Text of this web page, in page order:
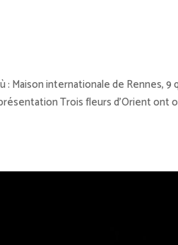
: Maison internationale de Rennes, 9
Trois fleurs d’Orient ont